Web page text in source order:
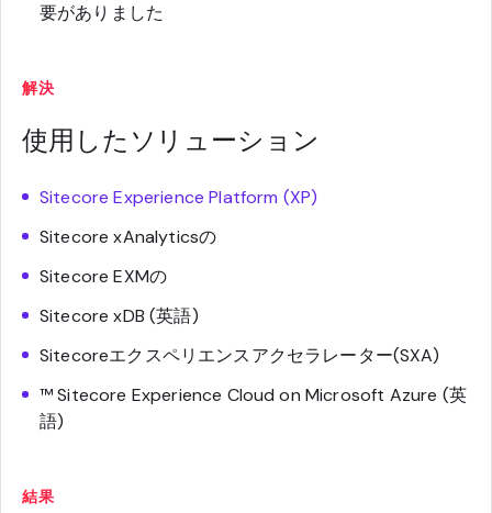
要がありました
解決
使用したソリューション
Sitecore Experience Platform (XP)
Sitecore xAnalyticsの
Sitecore EXMの
Sitecore xDB (英語)
Sitecoreエクスペリエンスアクセラレーター(SXA)
™ Sitecore Experience Cloud on Microsoft Azure (英
語)
結果